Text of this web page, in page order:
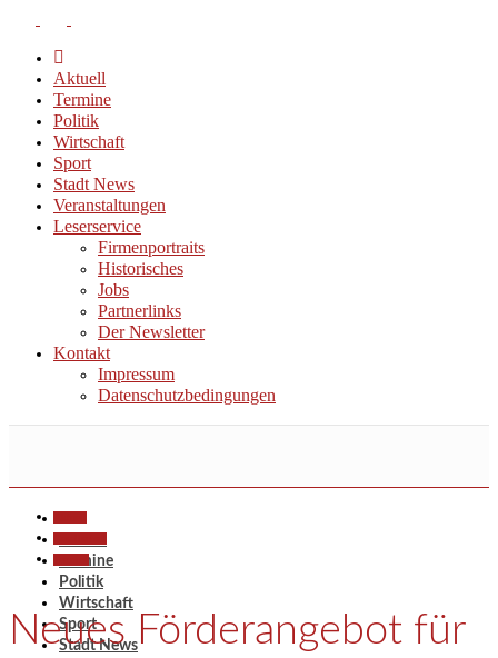
Aktuell
Termine
Politik
Wirtschaft
Sport
Stadt News
Veranstaltungen
Leserservice
Firmenportraits
Historisches
Jobs
Partnerlinks
Der Newsletter
Kontakt
Impressum
Datenschutzbedingungen
Termine
Politik
Wirtschaft
Sport
Stadt News
Neues Förderangebot für